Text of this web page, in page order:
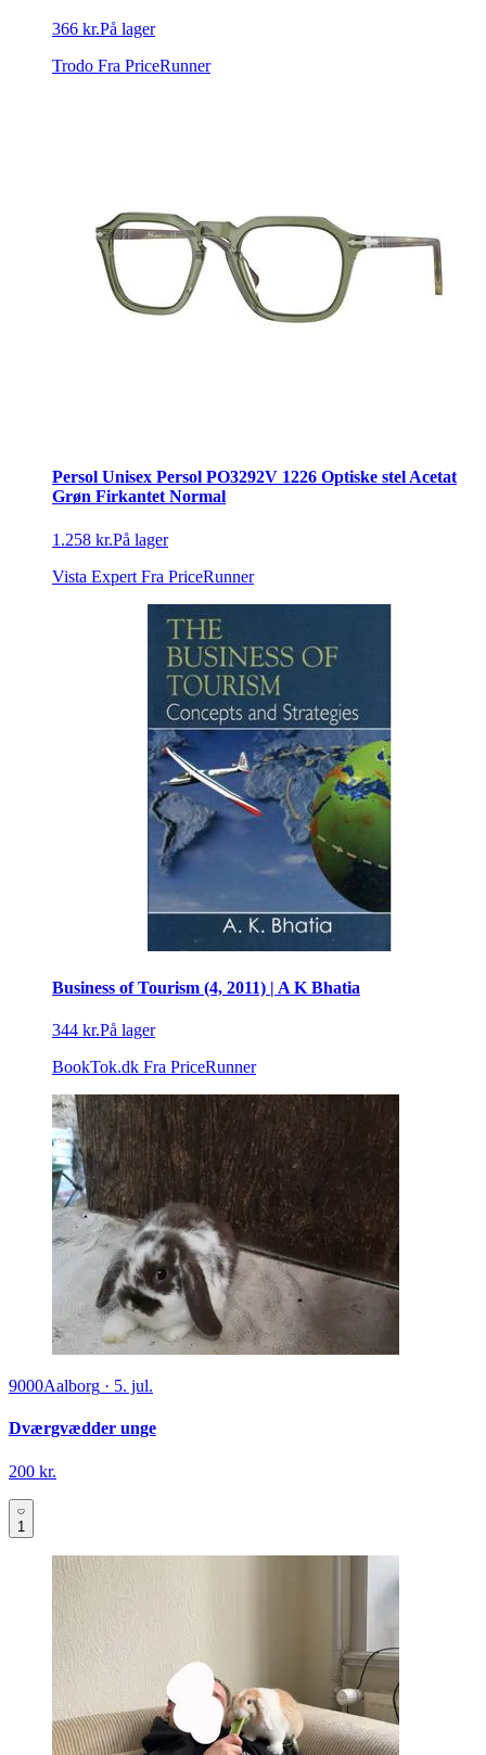
366 kr.På lager
Trodo Fra PriceRunner
Persol Unisex Persol PO3292V 1226 Optiske stel Acetat
Grøn Firkantet Normal
1.258 kr.På lager
Vista Expert Fra PriceRunner
Business of Tourism (4, 2011) | A K Bhatia
344 kr.På lager
BookTok.dk Fra PriceRunner
9000Aalborg · 5. jul.
Dværgvædder unge
200 kr.
1